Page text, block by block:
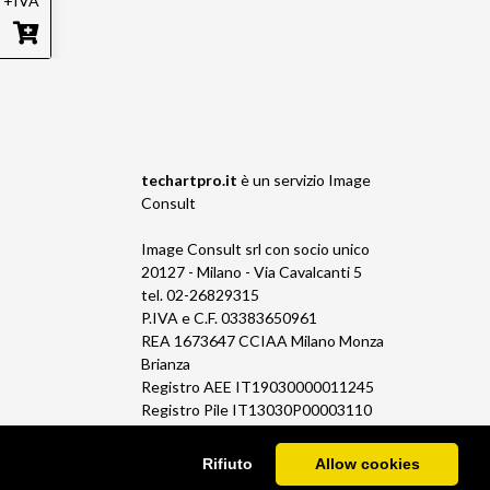
Rifiuto Allow cookies
techartpro.it è un servizio Image
Consult
Image Consult srl con socio unico
20127 - Milano - Via Cavalcanti 5
tel. 02-26829315
P.IVA e C.F. 03383650961
REA 1673647 CCIAA Milano Monza
Brianza
Registro AEE IT19030000011245
Registro Pile IT13030P00003110